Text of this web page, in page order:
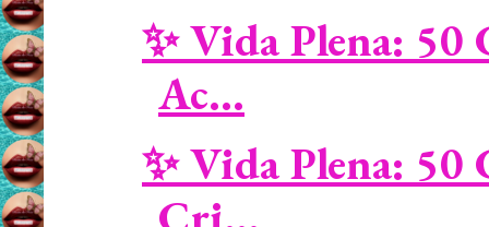
✨ Vida Plena: 50
Ac...
✨ Vida Plena: 50